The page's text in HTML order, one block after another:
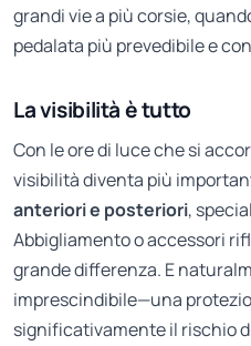
grandi vie a più corsie,
pedalata più prevedibile e
La visibilità è tutto
Con le ore di luce che si
visibilità diventa più
anteriori e posteriori,
Abbigliamento o accessori
grande differenza. E
imprescindibile—una
significativamente il rischio